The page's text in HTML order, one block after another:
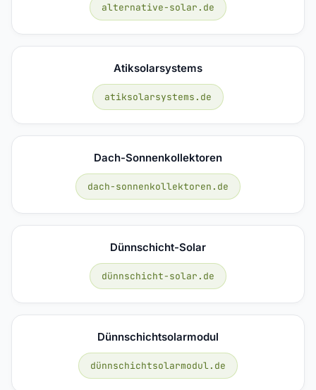
alternative-solar.de
Atiksolarsystems
atiksolarsystems.de
Dach-Sonnenkollektoren
dach-sonnenkollektoren.de
Dünnschicht-Solar
dünnschicht-solar.de
Dünnschichtsolarmodul
dünnschichtsolarmodul.de